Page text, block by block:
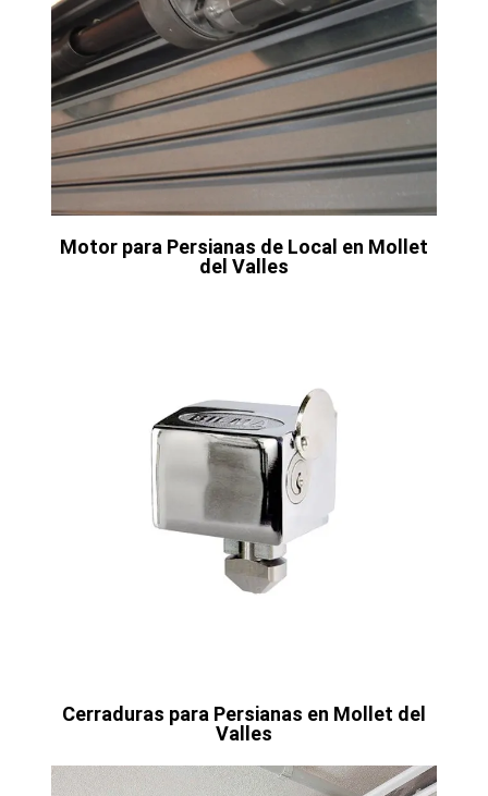
Motor para Persianas de Local en Mollet
del Valles
Cerraduras para Persianas en Mollet del
Valles